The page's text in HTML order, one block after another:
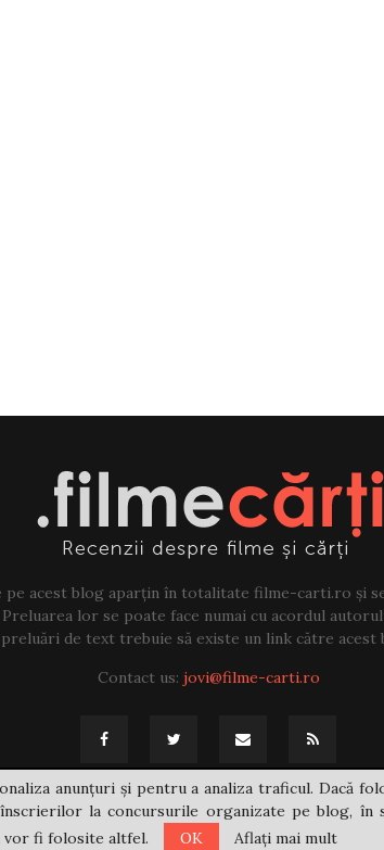
pe acest blog aparțin în totalitate filme-carti.ro și
lor se poate face numai cu acordul
preluări de text trebuie să existe un link către acest
Contact us: jovi@filme-carti.ro
@2021 - filme-carti.ro
anunțuri și pentru a analiza traficul. Dacă
la concursurile organizate pe blog,
vor fi folosite altfel.
OK Aflați mai mult